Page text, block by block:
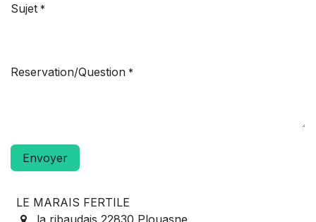
Sujet *
Reservation/Question *
Envoyer
LE MARAIS FERTILE
la ribaudais 22830 Plouasne